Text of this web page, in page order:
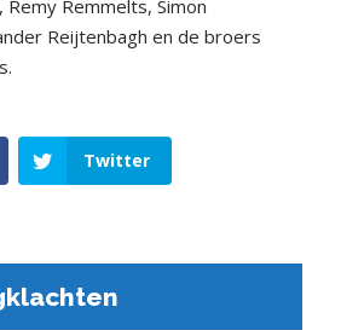
Remy Remmelts, Simon
Reijtenbagh en de broers
Twitter